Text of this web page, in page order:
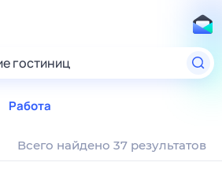
гостиниц
Работа
Всего найдено 37 результатов